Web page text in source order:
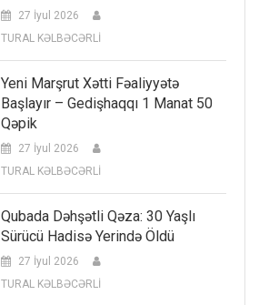
27 İyul 2026
TURAL KƏLBƏCƏRLİ
Yeni Marşrut Xətti Fəaliyyətə
Başlayır – Gedişhaqqı 1 Manat 50
Qəpik
27 İyul 2026
TURAL KƏLBƏCƏRLİ
Qubada Dəhşətli Qəza: 30 Yaşlı
Sürücü Hadisə Yerində Öldü
27 İyul 2026
TURAL KƏLBƏCƏRLİ